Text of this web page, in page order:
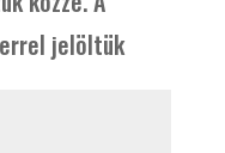
jelöltük